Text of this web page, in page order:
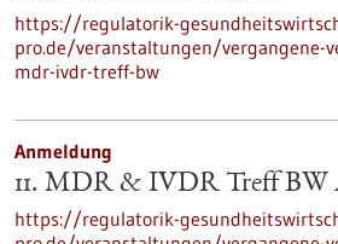
https://regulatorik-
pro.de/veranstaltungen/vergangene-
mdr-ivdr-treff-bw
Anmeldung
11. MDR & IVDR Treff BW
https://regulatorik-